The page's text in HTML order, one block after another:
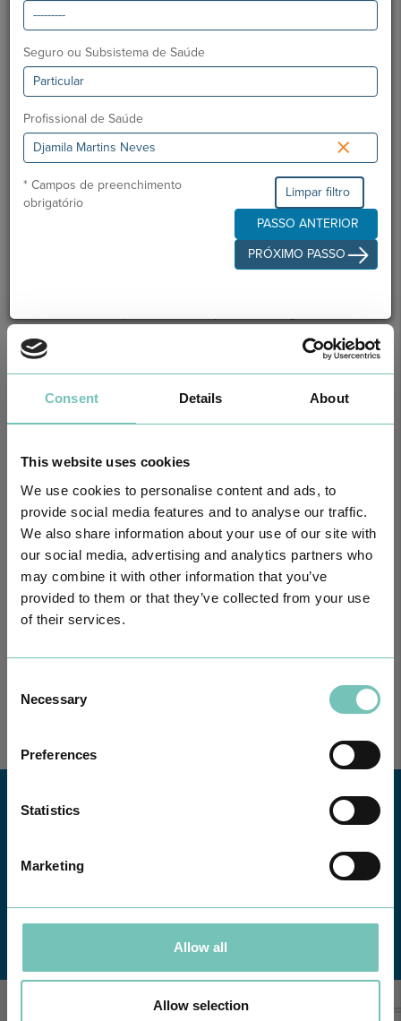
Consent Details About
This website uses cookies
We use cookies to personalise content and ads, to
provide social media features and to analyse our traffic.
We also share information about your use of our site with
our social media, advertising and analytics partners who
may combine it with other information that you’ve
provided to them or that they’ve collected from your use
of their services.
Selection
Necessary
Preferences
Statistics
Marketing
Allow all
Allow selection
Seguro ou Subsistema de Saúde
Profissional de Saúde
×
* Campos de preenchimento
obrigatório
Limpar filtro
PASSO ANTERIOR
PRÓXIMO PASSO
PRÓXIMOS.
Para cuidar de si no Algarve, Alentejo e Madeira
Pediátrico n…
PODCAST EM ONCOLOGIA
Com um formato dinâmico e direto, este episódio combinam